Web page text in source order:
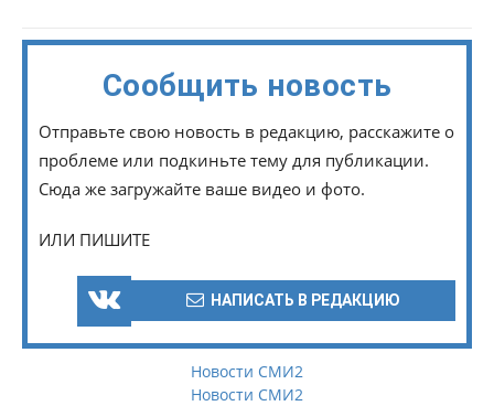
Сообщить новость
Отправьте свою новость в редакцию, расскажите о
проблеме или подкиньте тему для публикации.
Сюда же загружайте ваше видео и фото.
ИЛИ ПИШИТЕ
НАПИСАТЬ В РЕДАКЦИЮ
Новости СМИ2
Новости СМИ2